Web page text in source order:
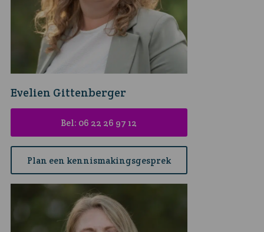
Evelien Gittenberger
Bel: 06 22 26 97 12
Plan een kennismakingsgesprek